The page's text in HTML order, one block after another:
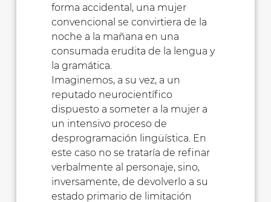
forma accidental, una mujer
convencional se convirtiera de la
noche a la mañana en una
consumada erudita de la lengua y
la gramática.
Imaginemos, a su vez, a un
reputado neurocientífico
dispuesto a someter a la mujer a
un intensivo proceso de
desprogramación lingüística. En
este caso no se trataría de refinar
verbalmente al personaje, sino,
inversamente, de devolverlo a su
estado primario de limitación